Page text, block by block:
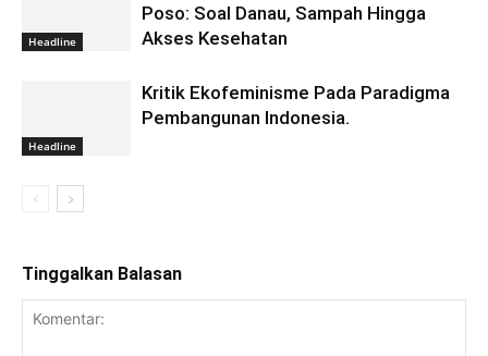
Headline
Poso: Soal Danau, Sampah Hingga
Akses Kesehatan
Headline
Kritik Ekofeminisme Pada Paradigma
Pembangunan Indonesia.
Tinggalkan Balasan